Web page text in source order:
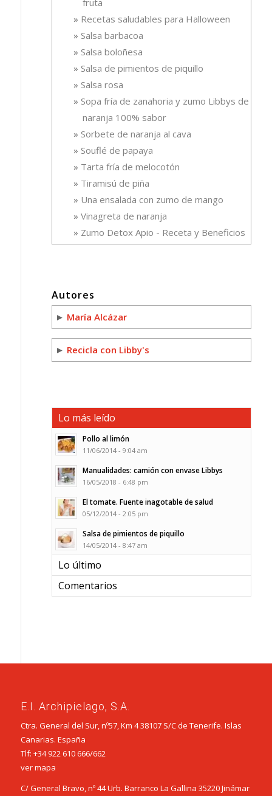
Recetas saludables para Halloween
Salsa barbacoa
Salsa boloñesa
Salsa de pimientos de piquillo
Salsa rosa
Sopa fría de zanahoria y zumo Libbys de
naranja 100% sabor
Sorbete de naranja al cava
Souflé de papaya
Tarta fría de melocotón
Tiramisú de piña
Una ensalada con zumo de mango
Vinagreta de naranja
Zumo Detox Apio - Receta y Beneficios
Autores
► María Alcázar
► Recicla con Libby's
Lo más leído
Pollo al limón
11/06/2014 - 9:04 am
Manualidades: camión con envase Libbys
16/05/2018 - 6:48 pm
El tomate. Fuente inagotable de salud
05/12/2014 - 2:05 pm
Salsa de pimientos de piquillo
14/05/2014 - 8:47 am
Lo último
Comentarios
E.I. Archipielago, S.A.
Ctra. General del Sur, nº57, Km 4 38107 S/C de Tenerife. Islas
Canarias. España
Tlf: +34 922 610 666/662
ver mapa
C/ General Bravo, nº 44 Urb. Barranco La Gallina 35220 Jinámar